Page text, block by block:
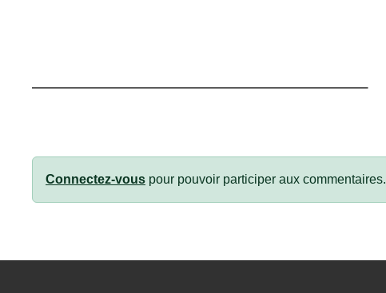
Connectez-vous pour pouvoir participer aux commentaires.